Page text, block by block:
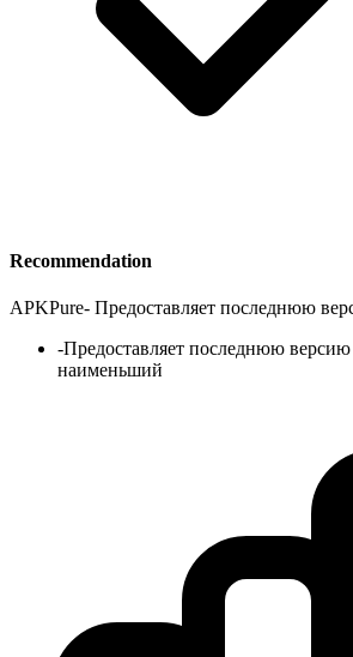
Recommendation
APKPure- Предоставляет последнюю
-Предоставляет последнюю версию
наименьший